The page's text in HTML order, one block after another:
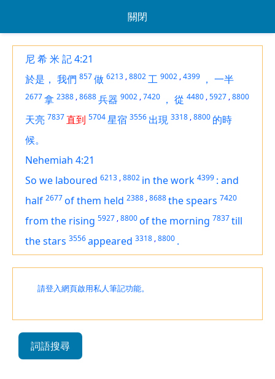
關閉
尼 希 米 記 4:21
於是， 我們 857做 6213 ,8802工 9002 ,4399 ， 一半
2677拿 2388 ,8688兵器 9002 ,7420 ， 從 4480 ,5927 ,8800
天亮 7837直到 5704星宿 3556 出現 3318 ,8800 的時
候。
Nehemiah 4:21
So we laboured 6213 ,8802 in the work 4399 : and
half 2677of them held 2388 ,8688the spears 7420
from the rising 5927 ,8800of the morning 7837till
the stars 3556appeared 3318 ,8800 .
請登入網頁啟用私人筆記功能。
詞語搜尋